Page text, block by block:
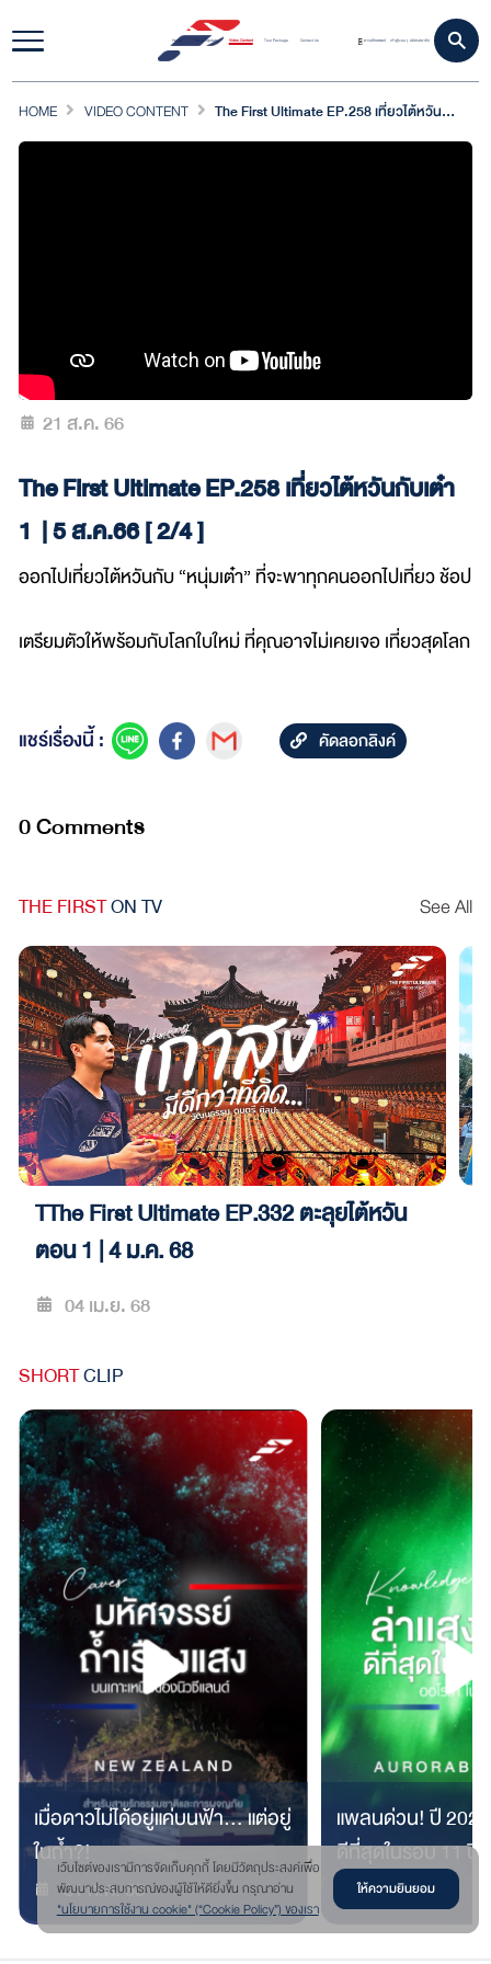
Home Travel Update Video Content Tour Package Contact Us ดาวน์โหลดแอป เข้าสู่ระบบ | สมัครสมาชิก
HOME VIDEO CONTENT The First Ultimate EP.258 เที่ยวไต้หวันกับเต๋า 1 | 5 ส.ค.66 [ 2/4 ]
21 ส.ค. 66
The First Ultimate EP.258 เที่ยวไต้หวันกับเต๋า
1 | 5 ส.ค.66 [ 2/4 ]
ออกไปเที่ยวไต้หวันกับ “หนุ่มเต๋า” ที่จะพาทุกคนออกไปเที่ยว ช้อ
เตรียมตัวให้พร้อมกับโลกใบใหม่ ที่คุณอาจไม่เคยเจอ เที่ยวสุดโล
แชร์เรื่องนี้ : คัดลอกลิงค์
0 Comments
THE FIRSTON TV See All
TThe First Ultimate EP.332 ตะลุยไต้หวัน
ตอน 1 | 4 ม.ค. 68
04 เม.ย. 68
SHORTCLIP
เมื่อดาวไม่ได้อยู่แค่บนฟ้า… แต่อยู่
ในถ้ำ?!
31 ก.ค. 68
แพลนด่วน! ปี 2025
ดีที่สุดในรอบ 11 ปี
31 ก.ค. 68
เว๊บไซต์ของเรามีการจัดเก็บคุกกี้ โดยมีวัตถุประสงค์เพื่อ
พัฒนาประสบการณ์ของผู้ใช้ให้ดียิ่งขึ้น กรุณาอ่าน
"นโยบายการใช้งาน cookie" (“Cookie Policy”) ของเรา
ให้ความยินยอม